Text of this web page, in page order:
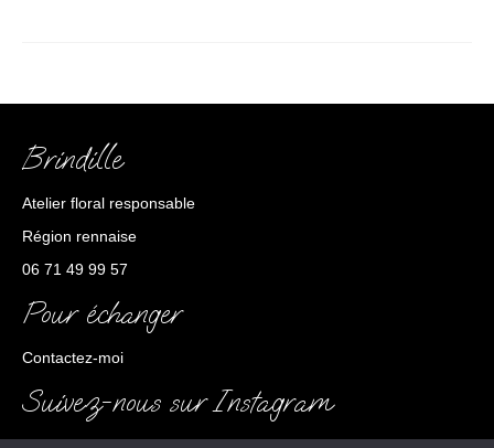
Brindille
Atelier floral responsable
Région rennaise
06 71 49 99 57
Pour échanger
Contactez-moi
Suivez-nous sur Instagram